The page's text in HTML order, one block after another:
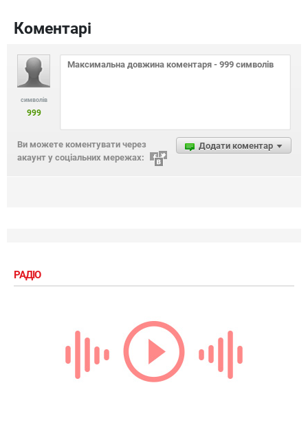
Коментарі
символів
999
Додати коментар
Ви можете коментувати через
акаунт у соціальних мережах:
РАДІО